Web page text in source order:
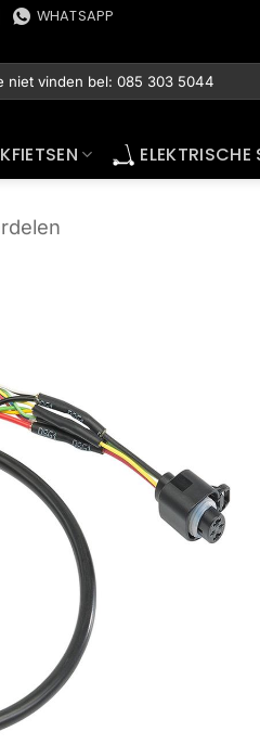
WHATSAPP
ELEKTRISCHE